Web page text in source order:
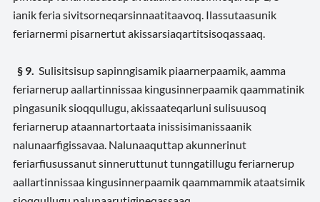
ianik feria sivitsorneqarsinnaatitaavoq. Ilassutaasunik
feriarnermi pisarnertut akissarsiaqartitsisoqassaaq.
§ 9. Sulisitsisup sapinngisamik piaarnerpaamik, aamma
feriarnerup aallartinnissaa kingusinnerpaamik qaammatinik
pingasunik sioqqullugu, akissaateqarluni sulisuusoq
feriarnerup ataannartortaata inissisimanissaanik
nalunaarfigissavaa. Nalunaaquttap akunnerinut
feriarfiusussanut sinneruttunut tunngatillugu feriarnerup
aallartinnissaa kingusinnerpaamik qaammammik ataatsimik